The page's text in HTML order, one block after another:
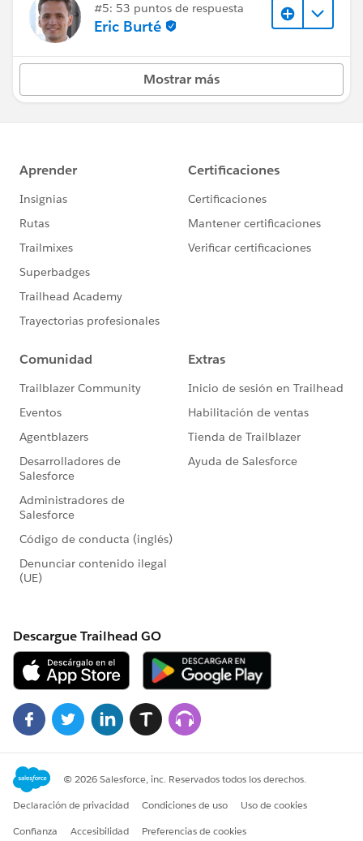
#5: 53 puntos de respuesta
Eric Burté
Mostrar más